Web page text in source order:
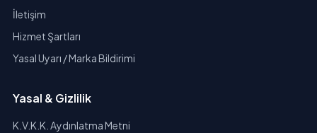
İletişim
Hizmet Şartları
Yasal Uyarı / Marka Bildirimi
Yasal & Gizlilik
K.V.K.K. Aydınlatma Metni